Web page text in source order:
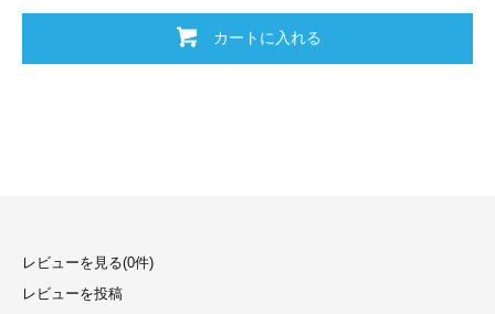
カートに入れる
レビューを見る(0件)
レビューを投稿